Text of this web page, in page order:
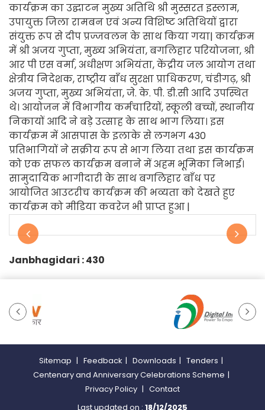
कार्यक्रम का उद्घाटन मुख्य अतिथि श्री मुस्सरत इस्लाम,
उपायुक्त जिला रामबन एवं अन्य विशिष्ट अतिथियों द्वारा
संयुक्त रूप से दीप प्रज्जवलन के साथ किया गया| कार्यक्रम
में श्री अजय गुप्ता, मुख्य अभियंता, बगलिहार परियोजना, श्री
आर पी एस वर्मा, अधीक्षण अभियंता, केंद्रीय जल आयोग तथा
क्षेत्रीय निदेशक, राष्ट्रीय बाँध सुरक्षा प्राधिकरण, चंडीगढ़, श्री
अजय गुप्ता, मुख्य अभियंता, जे. के. पी. डी.सी आदि उपस्थित
थे। आयोजन में विभागीय कर्मचारियों, स्कूली बच्चों, स्थानीय
निकायों आदि ने बड़े उत्साह के साथ भाग लिया। इस
कार्यक्रम में आसपास के इलाके से लगभग 430
प्रतिभागियों ने सक्रीय रूप से भाग लिया तथा इस कार्यक्रम
को एक सफल कार्यक्रम बनाने में अहम भूमिका निभाई।
सामुदायिक भागीदारी के साथ बगलिहार बाँध पर
आयोजित आउटरीच कार्यक्रम की भव्यता को देखते हुए
कार्यक्रम को मीडिया कवरेज भी प्राप्त हुआ |
Janbhagidari :430
Sitemap | Feedback | Downloads | Tenders |
Centenary and Anniversary Celebrations Scheme |
Privacy Policy | Contact
Last updated on : 18/12/2025